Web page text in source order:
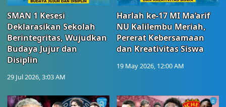
SMAN 1 Kesesi
Deklarasikan Sekolah
Berintegritas, Wujudkan
Budaya Jujur dan
Disiplin
29 Jul 2026, 3:03 AM
Harlah ke-17 MI Ma’arif
NU Kalilembu Meriah,
Pererat Kebersamaan
dan Kreativitas Siswa
19 May 2026, 12:00 AM